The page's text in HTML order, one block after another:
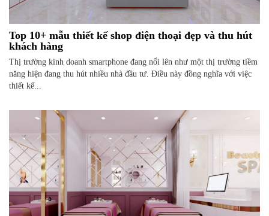
Top 10+ mẫu thiết kế shop điện thoại đẹp và thu hút
khách hàng
Thị trường kinh doanh smartphone đang nổi lên như một thị trường tiềm
năng hiện đang thu hút nhiều nhà đầu tư. Điều này đồng nghĩa với việc
thiết kế...